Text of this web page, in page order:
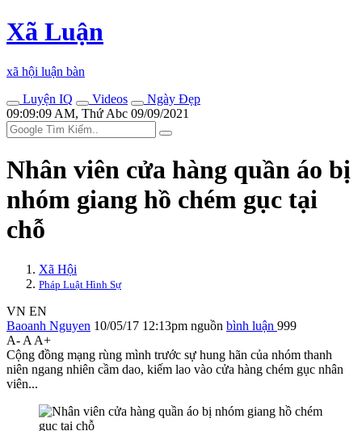
Xã Luận
xã hội luận bàn
Luyện IQ
Videos
Ngày Đẹp
09:09:09 AM, Thứ Abc 09/09/2021
Nhân viên cửa hàng quần áo bị
nhóm giang hồ chém gục tại
chỗ
Xã Hội
Pháp Luật Hình Sự
VN EN
Baoanh Nguyen 10/05/17 12:13pm nguồn bình luận 999
A- A A+
Cộng đồng mạng rùng mình trước sự hung hãn của nhóm thanh
niên ngang nhiên cầm dao, kiếm lao vào cửa hàng chém gục nhân
viên...